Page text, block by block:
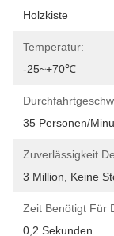
Holzkiste
Temperatur:
-25~+70℃
35 Personen/
Zuverlässigkeit
3 Million, Keine
Zeit Benötigt Für
0,2 Sekunden